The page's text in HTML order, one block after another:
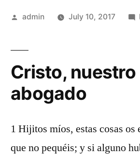
Posted
admin July 10, 2017
Cristo, nuestro
abogado
1 Hijitos míos, estas cosas os
que no pequéis; y si alguno